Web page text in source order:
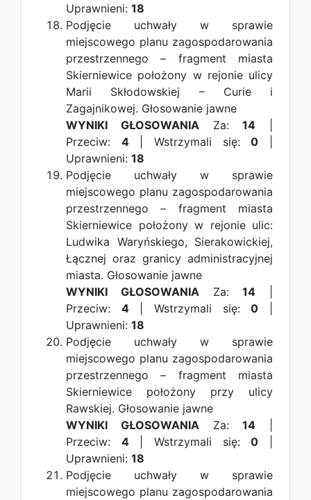
Uprawnieni: 18
Podjęcie uchwały w sprawie
miejscowego planu zagospodarowania
przestrzennego – fragment miasta
Skierniewice położony w rejonie ulicy
Marii Skłodowskiej – Curie i
Zagajnikowej. Głosowanie jawne
WYNIKI GŁOSOWANIAZa:14
Przeciw: 4| Wstrzymali się:0
Uprawnieni: 18
Podjęcie uchwały w sprawie
miejscowego planu zagospodarowania
przestrzennego – fragment miasta
Skierniewice położony w rejonie ulic:
Ludwika Waryńskiego, Sierakowickiej,
Łącznej oraz granicy administracyjnej
miasta. Głosowanie jawne
WYNIKI GŁOSOWANIAZa:14
Przeciw: 4| Wstrzymali się:0
Uprawnieni: 18
Podjęcie uchwały w sprawie
miejscowego planu zagospodarowania
przestrzennego – fragment miasta
Skierniewice położony przy ulicy
Rawskiej. Głosowanie jawne
WYNIKI GŁOSOWANIAZa:14
Przeciw: 4| Wstrzymali się:0
Uprawnieni: 18
Podjęcie uchwały w sprawie
miejscowego planu zagospodarowania